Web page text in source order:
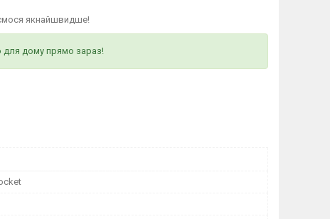
якнайшвидше!
для дому прямо зараз!